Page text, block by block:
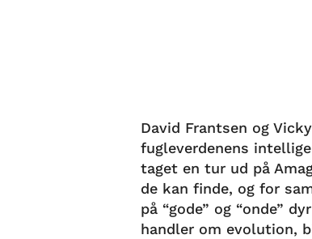
David Frantsen og
fugleverdenens
taget en tur ud på
de kan finde, og for
på “gode” og “onde”
handler om evolution,